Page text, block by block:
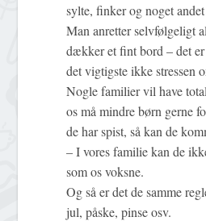
sylte, finker og noget
Man anretter selvfølgeligt
dækker et fint bord – det
det vigtigste ikke stressen
Nogle familier vil have
os må mindre børn gerne
de har spist, så kan de
– I vores familie kan de
som os voksne.
Og så er det de samme
jul, påske, pinse osv.